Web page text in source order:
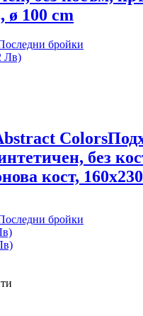
ø 100 cm
бройки
Лв)
Colors
без
кост,
бройки